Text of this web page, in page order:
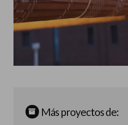
Más proyectos de: